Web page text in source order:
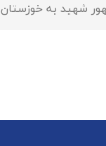
شهید به خوزستان